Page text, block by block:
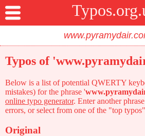
Typos of
Below is a list of potential QWERTY
mistakes) for the phrase '
online typo generator. Enter another
errors, or select from one of the "top
Original